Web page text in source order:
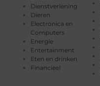
Dienstverlening
Dieren
Electronica en
Computers
Energie
Entertainment
Eten en drinken
Financieel